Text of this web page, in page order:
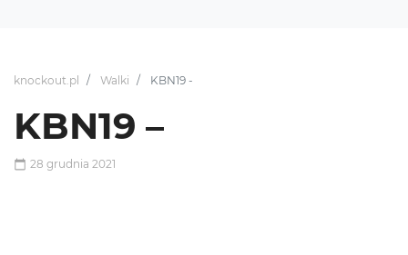
knockout.pl Walki KBN19 -
KBN19 –
28 grudnia 2021